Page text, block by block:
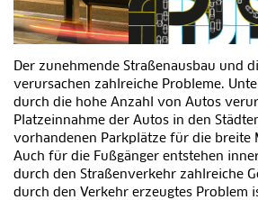
Der zunehmende Straßenausbau und
verursachen zahlreiche Probleme.
durch die hohe Anzahl von Autos
Platzeinnahme der Autos in den
vorhandenen Parkplätze für die breite
Auch für die Fußgänger entstehen
durch den Straßenverkehr zahlreiche
durch den Verkehr erzeugtes Problem